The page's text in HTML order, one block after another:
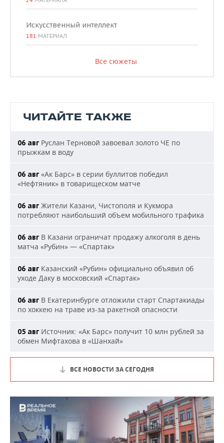
Искусственный интеллект
181 МАТЕРИАЛ
Все сюжеты
ЧИТАЙТЕ ТАКЖЕ
06 авг Руслан Терновой завоевал золото ЧЕ по
прыжкам в воду
06 авг «Ак Барс» в серии буллитов победил
«Нефтяник» в товарищеском матче
06 авг Жители Казани, Чистополя и Кукмора
потребляют наибольший объем мобильного трафика
06 авг В Казани ограничат продажу алкоголя в день
матча «Рубин» — «Спартак»
06 авг Казанский «Рубин» официально объявил об
уходе Даку в московский «Спартак»
06 авг В Екатеринбурге отложили старт Спартакиады
по хоккею на траве из-за ракетной опасности
05 авг Источник: «Ак Барс» получит 10 млн рублей за
обмен Мифтахова в «Шанхай»
ВСЕ НОВОСТИ ЗА СЕГОДНЯ